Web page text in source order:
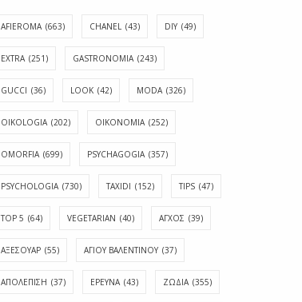
AFIEROMA (663) CHANEL (43) DIY (49)
EXTRA (251) GASTRONOMIA (243)
GUCCI (36) LOOK (42) MODA (326)
OIKOLOGIA (202) OIKONOMIA (252)
OMORFIA (699) PSYCHAGOGIA (357)
PSYCHOLOGIA (730) TAXIDI (152) TIPS (47)
TOP 5 (64) VEGETARIAN (40) ΑΓΧΟΣ (39)
ΑΞΕΣΟΥΑΡ (55) ΑΓΊΟΥ ΒΑΛΕΝΤΊΝΟΥ (37)
ΑΠΟΛΈΠΙΣΗ (37) ΕΡΕΥΝΑ (43) ΖΩΔΙΑ (355)